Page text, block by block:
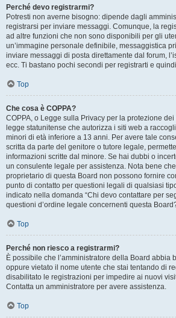
Perché devo registrarmi?
Potresti non averne bisogno: dipende dagli
registrarsi per inviare messaggi. Comunque, la
ad altre funzioni che non sono disponibili per gli
un’immagine personale definibile, messaggistica
inviare messaggi di posta direttamente dal forum,
ecc. Ti bastano pochi secondi per registrarti e
Top
Che cosa è COPPA?
COPPA, o Legge sulla Privacy per la protezione
legge statunitense che autorizza i siti web a
minori di età inferiore a 13 anni. Per avere tale
scritta da parte del genitore o tutore legale,
informazioni scritte dal minore. Se hai dubbi o
un consulente legale per assistenza. Nota bene
proprietario di questa Board non possono fornire
punto di contatto per questioni legali di qualsiasi
indicato nella domanda “Chi devo contattare per
questioni d’ordine legale concernenti questa
Top
Perché non riesco a registrarmi?
È possibile che l’amministratore della Board abbia
oppure vietato il nome utente che stai tentando di
disabilitato le registrazioni per impedire ai nuovi
Contatta un amministratore per avere assistenza.
Top